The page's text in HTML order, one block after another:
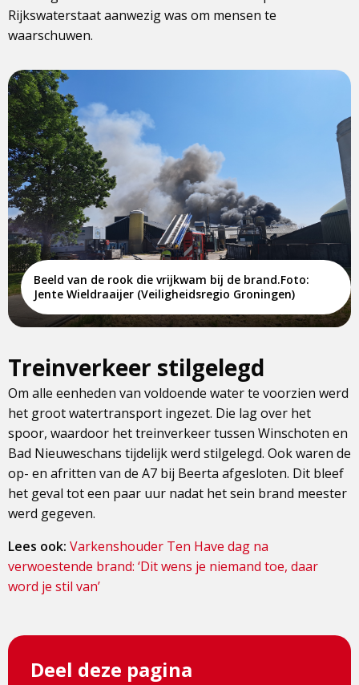
Rijkswaterstaat aanwezig was om mensen te
waarschuwen.
Beeld van de rook die vrijkwam bij de brand.Foto:
Jente Wieldraaijer (Veiligheidsregio Groningen)
Treinverkeer stilgelegd
Om alle eenheden van voldoende water te voorzien werd
het groot watertransport ingezet. Die lag over het
spoor, waardoor het treinverkeer tussen Winschoten en
Bad Nieuweschans tijdelijk werd stilgelegd. Ook waren de
op- en afritten van de A7 bij Beerta afgesloten. Dit bleef
het geval tot een paar uur nadat het sein brand meester
werd gegeven.
Lees ook: Varkenshouder Ten Have dag na
verwoestende brand: ‘Dit wens je niemand toe, daar
word je stil van’
Deel deze pagina